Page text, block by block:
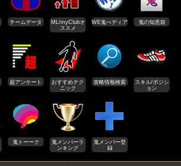
チームデータ
ML/myClubオ
ススメ
WE鬼ぺディア 鬼の知恵袋
超アンケート
おすすめテク
ニック
攻略情報検索
スキル/ポジシ
ョン
鬼トーーク
鬼メンバーラ
ンキング
鬼メンバー登
録